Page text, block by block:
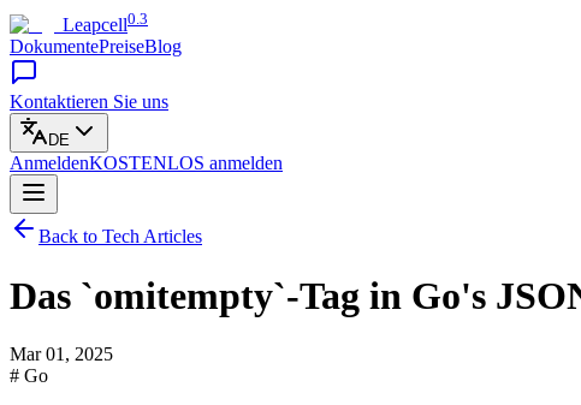
Leapcell0.3
DokumentePreiseBlog
Kontaktieren Sie uns
DE
AnmeldenKOSTENLOS anmelden
Back to Tech Articles
Das `omitempty`-Tag in Go's
Mar 01, 2025
# Go